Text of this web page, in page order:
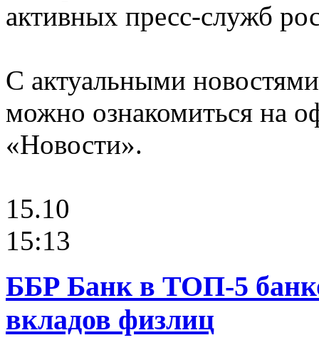
активных пресс-служб
С актуальными
можно ознакомиться на
«Новости».
15.10
15:13
ББР Банк в ТОП-5
вкладов физлиц